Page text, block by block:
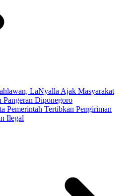
LaNyalla Ajak Masyarakat
Pangeran Diponegoro
Pemerintah Tertibkan Pengiriman
Ilegal